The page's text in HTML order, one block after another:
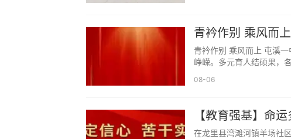
孩子已经形成固定的作息节奏，几点起床、
不要一大早强行叫醒，也不要深夜还来回走动
为了高考改变全家作息，正常生活、低调安静就
孩子在房间复习，不要频繁推门送水果、送
怕思路被打断，刚进入状态，被一次次打扰，专
青衿作别 乘风而
（四）
青衿作别 乘风而上 屯溪
峥嵘。多元育人结硕果，
08-06
【教育强基】命
励志高考学子张鑫
在龙里县湾滩河镇羊场社